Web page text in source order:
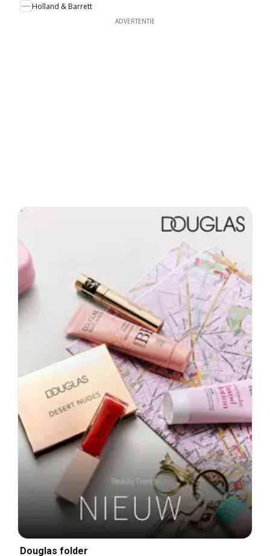
Holland & Barrett
ADVERTENTIE
Douglas folder